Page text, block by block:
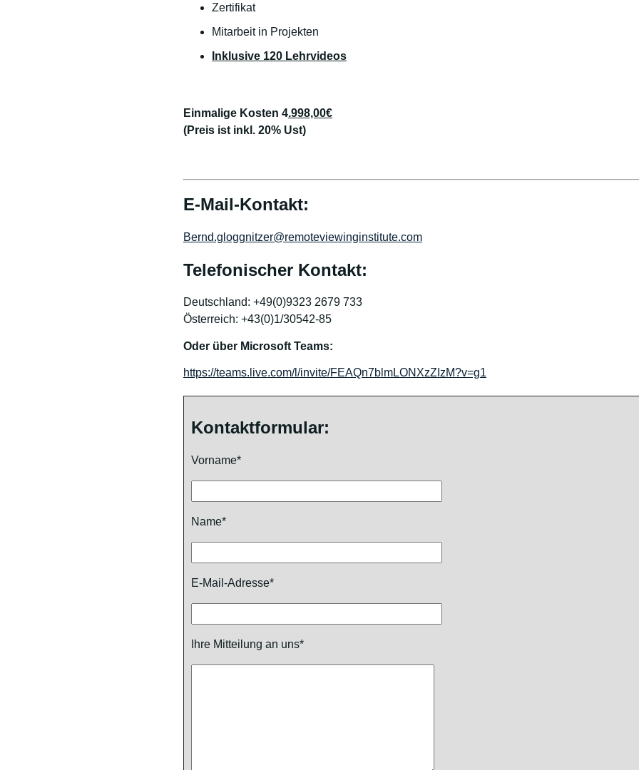
Zertifikat
Mitarbeit in Projekten
Inklusive 120 Lehrvideos
Einmalige Kosten 4.998,00€
(Preis ist inkl. 20% Ust)
E-Mail-Kontakt:
Bernd.gloggnitzer@remoteviewinginstitute.com
Telefonischer Kontakt:
Deutschland: +49(0)9323 2679 733
Österreich: +43(0)1/30542-85
Oder über Microsoft Teams:
https://teams.live.com/l/invite/FEAQn7blmLONXzZIzM?v=g1
Kontaktformular:
Vorname*
Name*
E-Mail-Adresse*
Ihre Mitteilung an uns*